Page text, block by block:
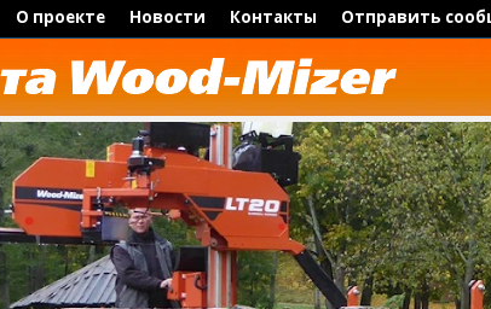
О проекте Новости Контакты Отправить